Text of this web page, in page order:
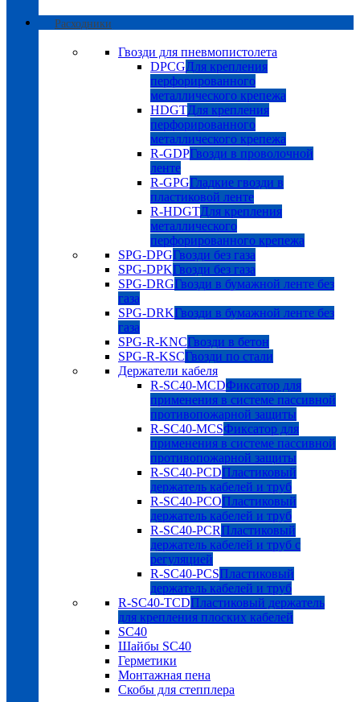
Расходники
Гвозди для пневмопистолета
DPCGДля крепления
перфорированного
металлического крепежа
HDGTДля крепления
перфорированного
металлического крепежа
R-GDPГвозди в проволочной
ленте
R-GPGГладкие гвозди в
пластиковой ленте
R-HDGTДля крепления
металлического
перфорированного крепежа
SPG-DPGГвозди без газа
SPG-DPKГвозди без газа
SPG-DRGГвозди в бумажной ленте без
газа
SPG-DRKГвозди в бумажной ленте без
газа
SPG-R-KNCГвозди в бетон
SPG-R-KSCГвозди по стали
Держатели кабеля
R-SC40-MCDФиксатор для
применения в системе пассивной
противопожарной защиты
R-SC40-MCSФиксатор для
применения в системе пассивной
противопожарной защиты
R-SC40-PCDПластиковый
держатель кабелей и труб
R-SC40-PCOПластиковый
держатель кабелей и труб
R-SC40-PCRПластиковый
держатель кабелей и труб с
регуляцией
R-SC40-PCSПластиковый
держатель кабелей и труб
R-SC40-TCDПластиковый держатель
для крепления плоских кабелей
SC40
Шайбы SC40
Герметики
Монтажная пена
Скобы для степплера